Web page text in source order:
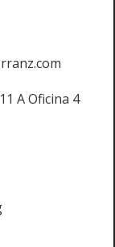
A Oficina 4